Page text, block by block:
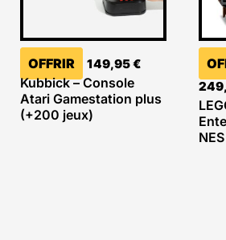
OFFRIR 149,95€
Kubbick – Console
Atari Gamestation plus
(+200 jeux)
NES